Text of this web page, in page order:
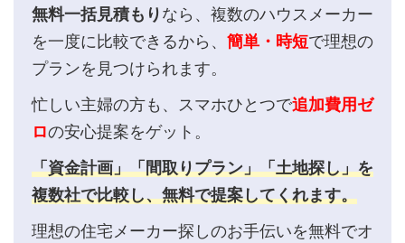
無料一括見積もりなら、複数のハウスメーカー
を一度に比較できるから、 簡単・時短で理想の
プランを見つけられます。
忙しい主婦の方も、スマホひとつで追加費用ゼ
ロの安心提案をゲット。
「資金計画」「間取りプラン」「土地探し」を
複数社で比較し、無料で提案してくれます。
理想の住宅メーカー探しのお手伝いを無料でオ